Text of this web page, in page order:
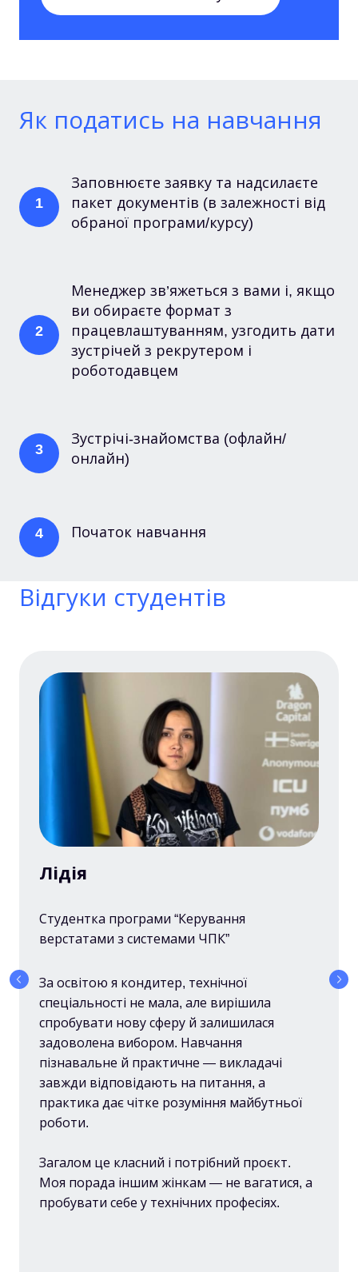
Як податись на навчання
1
Заповнюєте заявку та надсилаєте
пакет документів (в залежності від
обраної програми/курсу)
2
Менеджер зв’яжеться з вами і, якщо
ви обираєте формат з
працевлаштуванням, узгодить дати
зустрічей з рекрутером і
роботодавцем
3
Зустрічі-знайомства (офлайн/
онлайн)
4 Початок навчання
Відгуки студентів
Лідія
Студентка програми “Керування
верстатами з системами ЧПК”
За освітою я кондитер, технічної
спеціальності не мала, але вирішила
спробувати нову сферу й залишилася
задоволена вибором. Навчання
пізнавальне й практичне — викладачі
завжди відповідають на питання, а
практика дає чітке розуміння майбутньої
роботи.
Загалом це класний і потрібний проєкт.
Моя порада іншим жінкам — не вагатися, а
пробувати себе у технічних професіях.